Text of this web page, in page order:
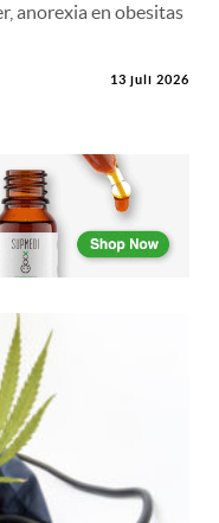
anorexia en obesitas
13 juli 2026